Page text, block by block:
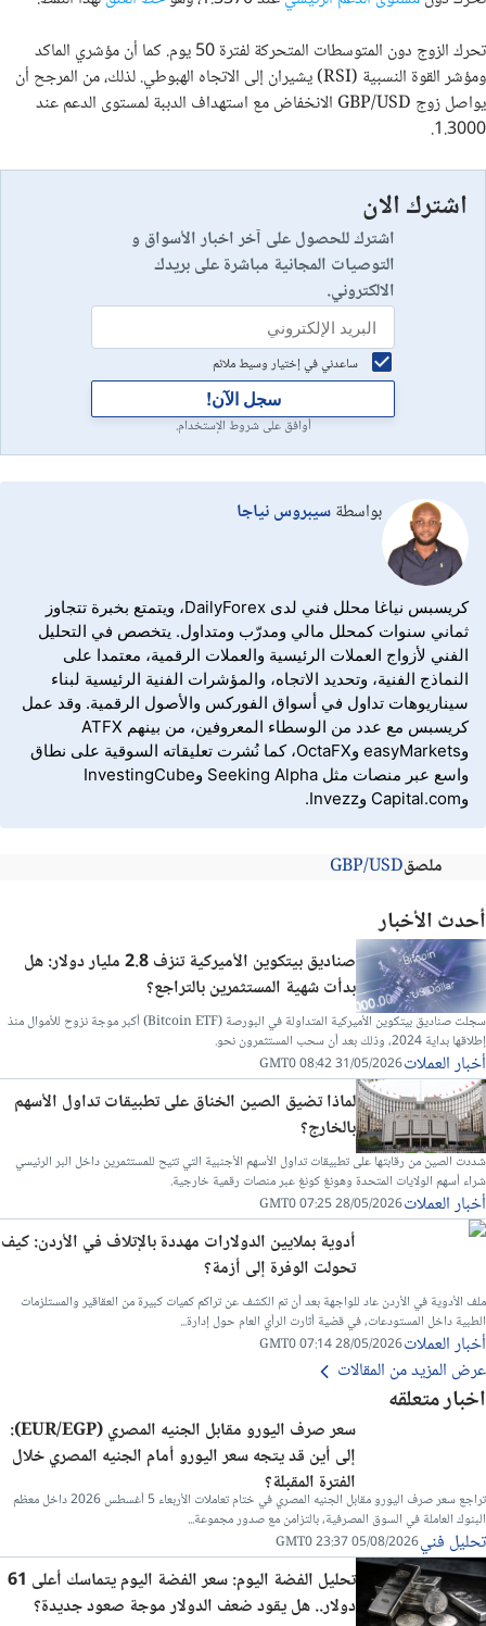
تحرك الزوج دون المتوسطات المتحركة لفترة 50 يوم. كما أن مؤشري الماكد
ومؤشر القوة النسبية (RSI) يشيران إلى الاتجاه الهبوطي. لذلك، من المرجح أن
يواصل زوج GBP/USD الانخفاض مع استهداف الدببة لمستوى الدعم عند
1.3000.
اشترك الان
اشترك للحصول على آخر اخبار الأسواق و
التوصيات المجانية مباشرة على بريدك
الالكتروني.
ساعدني في إختيار وسيط ملائم
سجل الآن!
أوافق على شروط الإستخدام.
بواسطةسيبروس نياجا
كريسبس نياغا محلل فني لدى DailyForex، ويتمتع بخبرة تتجاوز
ثماني سنوات كمحلل مالي ومدرّب ومتداول. يتخصص في التحليل
الفني لأزواج العملات الرئيسية والعملات الرقمية، معتمدا على
النماذج الفنية، وتحديد الاتجاه، والمؤشرات الفنية الرئيسية لبناء
سيناريوهات تداول في أسواق الفوركس والأصول الرقمية. وقد عمل
كريسبس مع عدد من الوسطاء المعروفين، من بينهم ATFX
وeasyMarkets وOctaFX، كما نُشرت تعليقاته السوقية على نطاق
واسع عبر منصات مثل Seeking Alpha وInvestingCube
وCapital.com وInvezz.
ملصقGBP/USD
أحدث الأخبار
صناديق بيتكوين الأميركية تنزف 2.8 مليار دولار: هل
بدأت شهية المستثمرين بالتراجع؟
سجلت صناديق بيتكوين الأميركية المتداولة في البورصة (Bitcoin ETF) أكبر موجة نزوح للأموال منذ
إطلاقها بداية 2024، وذلك بعد أن سحب المستثمرون نحو.
أخبار العملات31/05/2026 08:42 GMT0
لماذا تضيق الصين الخناق على تطبيقات تداول الأسهم
بالخارج؟
شددت الصين من رقابتها على تطبيقات تداول الأسهم الأجنبية التي تتيح للمستثمرين داخل البر الرئيسي
شراء أسهم الولايات المتحدة وهونغ كونغ عبر منصات رقمية خارجية.
أخبار العملات28/05/2026 07:25 GMT0
أدوية بملايين الدولارات مهددة بالإتلاف في الأردن: كيف
تحولت الوفرة إلى أزمة؟
ملف الأدوية في الأردن عاد للواجهة بعد أن تم الكشف عن تراكم كميات كبيرة من العقاقير والمستلزمات
الطبية داخل المستودعات، في قضية أثارت الرأي العام حول إدارة...
أخبار العملات28/05/2026 07:14 GMT0
عرض المزيد من المقالات
اخبار متعلقه
سعر صرف اليورو مقابل الجنيه المصري (EUR/EGP):
إلى أين قد يتجه سعر اليورو أمام الجنيه المصري خلال
الفترة المقبلة؟
تراجع سعر صرف اليورو مقابل الجنيه المصري في ختام تعاملات الأربعاء 5 أغسطس 2026 داخل معظم
البنوك العاملة في السوق المصرفية، بالتزامن مع صدور مجموعة...
تحليل فني05/08/2026 23:37 GMT0
تحليل الفضة اليوم: سعر الفضة اليوم يتماسك أعلى 61
دولار.. هل يقود ضعف الدولار موجة صعود جديدة؟